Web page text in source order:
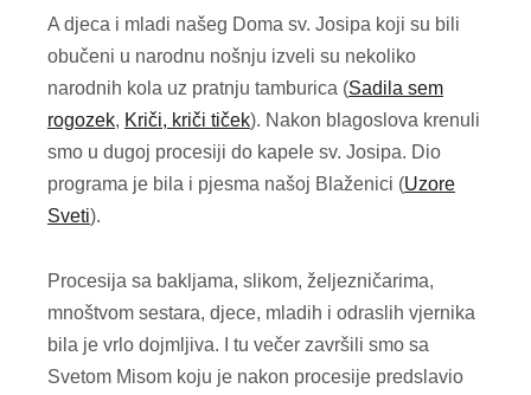
A djeca i mladi našeg Doma sv. Josipa koji su bili
obučeni u narodnu nošnju izveli su nekoliko
narodnih kola uz pratnju tamburica (Sadila sem
rogozek, Kriči, kriči tiček). Nakon blagoslova krenuli
smo u dugoj procesiji do kapele sv. Josipa. Dio
programa je bila i pjesma našoj Blaženici (Uzore
Sveti).
Procesija sa bakljama, slikom, željezničarima,
mnoštvom sestara, djece, mladih i odraslih vjernika
bila je vrlo dojmljiva. I tu večer završili smo sa
Svetom Misom koju je nakon procesije predslavio